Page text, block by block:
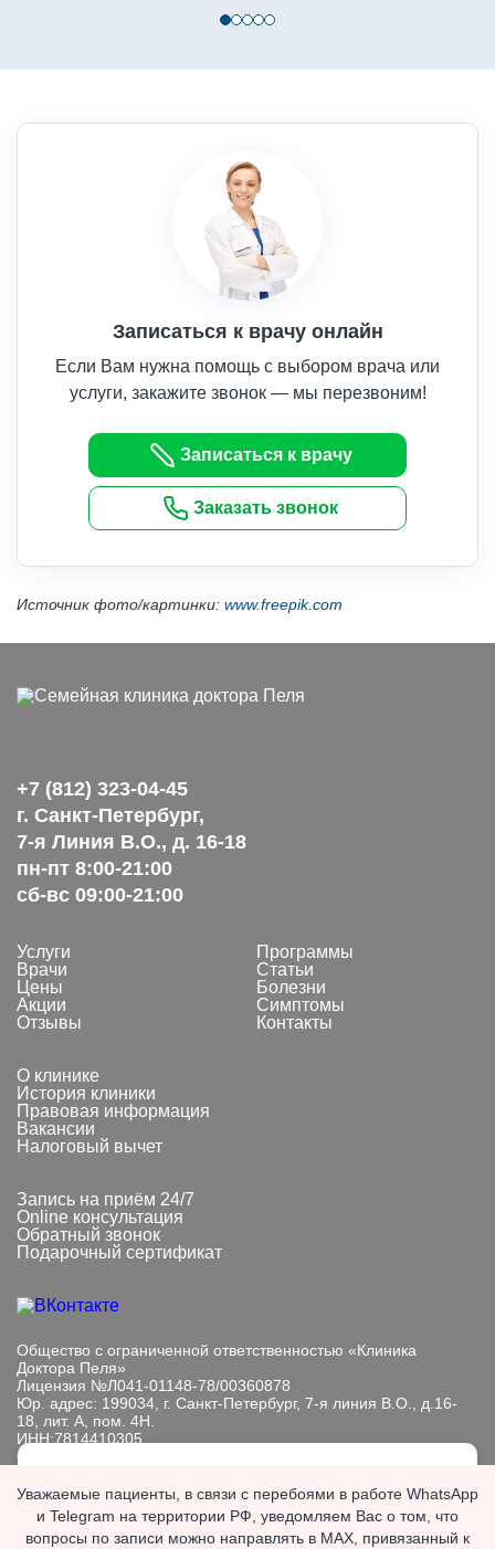
Записаться к врачу онлайн
Если Вам нужна помощь с выбором врача или
услуги, закажите звонок — мы перезвоним!
Записаться к врачу
Заказать звонок
Источник фото/картинки: www.freepik.com
+7 (812) 323-04-45
г. Санкт-Петербург,
7-я Линия В.О., д. 16-18
пн-пт 8:00-21:00
сб-вс 09:00-21:00
Услуги
Врачи
Цены
Акции
Отзывы
Программы
Статьи
Болезни
Симптомы
Контакты
О клинике
История клиники
Правовая информация
Вакансии
Налоговый вычет
Запись на приём 24/7
Online консультация
Обратный звонок
Подарочный сертификат
Общество с ограниченной ответственностью «Клиника
Доктора Пеля»
Лицензия №Л041-01148-78/00360878
Юр. адрес: 199034, г. Санкт-Петербург, 7-я линия В.О., д.16-
18, лит. А, пом. 4Н.
ИНН:7814410305
ОГРН: 1089847233101
Информация, представленная на сайте, носит исключительно
информационный характер. Размещенная на сайте
информация не является публичной офертой, подлежит
изменению юр. лицом в одностороннем порядке.
сайта. Продолжая пользоваться сайтом, вы
выражаетесогласие с политикой
обработки персональных данных.
Уважаемые пациенты, в связи с перебоями в работе WhatsApp
и Telegram на территории РФ, уведомляем Вас о том, что
вопросы по записи можно направлять в MAX, привязанный к